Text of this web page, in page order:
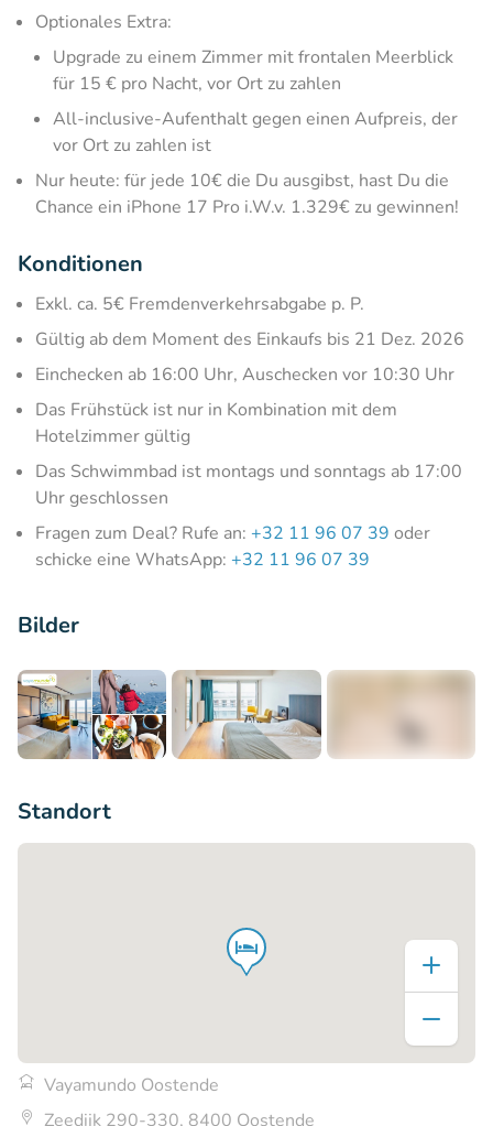
Optionales Extra:
Upgrade zu einem Zimmer mit frontalen Meerblick
für 15 € pro Nacht, vor Ort zu zahlen
All-inclusive-Aufenthalt gegen einen Aufpreis, der
vor Ort zu zahlen ist
Nur heute: für jede 10€ die Du ausgibst, hast Du die
Chance ein iPhone 17 Pro i.W.v. 1.329€ zu gewinnen!
Konditionen
Exkl. ca. 5€ Fremdenverkehrsabgabe p. P.
Gültig ab dem Moment des Einkaufs bis 21 Dez. 2026
Einchecken ab 16:00 Uhr, Auschecken vor 10:30 Uhr
Das Frühstück ist nur in Kombination mit dem
Hotelzimmer gültig
Das Schwimmbad ist montags und sonntags ab 17:00
Uhr geschlossen
Fragen zum Deal? Rufe an: +32 11 96 07 39 oder
schicke eine WhatsApp: +32 11 96 07 39
Bilder
Standort
Vayamundo Oostende
Zeedijk 290-330, 8400 Oostende